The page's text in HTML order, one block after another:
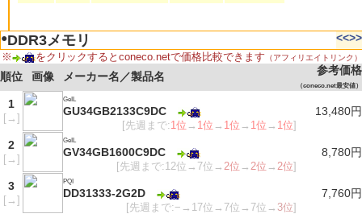
●DDR3メモリ <<>>
※ をクリックするとconeco.netで価格比較できます （アフィリエイトリンク）
順位 画像 メーカー名／製品名 参考価格
（coneco.net最安値）
1
[→ ]
GeIL
GU34GB2133C9DC
[先週まで:1位 → 1位 → 1位 → 1位 → 1位]
13,480円
2
[→ ]
GeIL
GV34GB1600C9DC
[先週まで:12位→7位→2位 →2位 →2位]
8,780円
3
[→ ]
PQI
DD31333-2G2D
[先週まで:−→17位→7位→7位→ 3位]
7,760円